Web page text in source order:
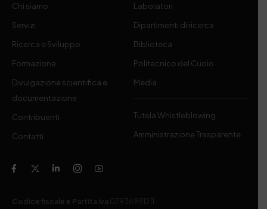
Chi siamo
Servizi
Ricerca e Sviluppo
Formazione
Divulgazione scientifica e
documentazione
Contribuenti
Contatti
Laboratori
Dipartimenti di ricerca
Biblioteca
Politecnico del Cuoio
Media
Tutela Whistleblowing
Amministrazione Trasparente
Codice fiscale e Partita Iva 07936981211